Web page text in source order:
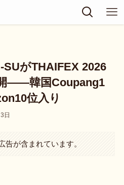
SUがTHAIFEX 2026
——韓国Coupang1
位入り
日
告が含まれています。